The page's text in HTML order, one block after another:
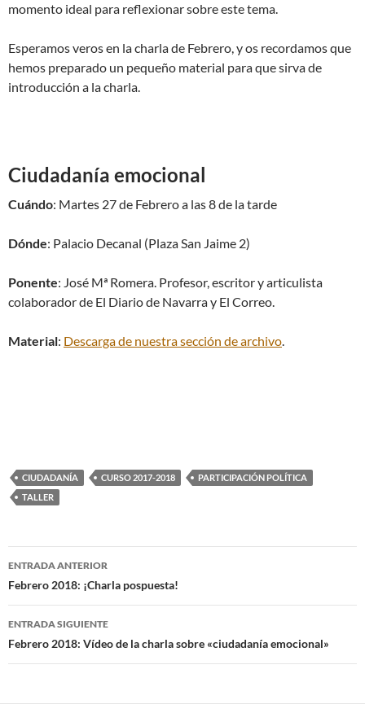
momento ideal para reflexionar sobre este tema.
Esperamos veros en la charla de Febrero, y os recordamos que
hemos preparado un pequeño material para que sirva de
introducción a la charla.
Ciudadanía emocional
Cuándo: Martes 27 de Febrero a las 8 de la tarde
Dónde: Palacio Decanal (Plaza San Jaime 2)
Ponente: José Mª Romera. Profesor, escritor y articulista
colaborador de El Diario de Navarra y El Correo.
Material: Descarga de nuestra sección de archivo.
CIUDADANÍA CURSO 2017-2018
PARTICIPACIÓN POLÍTICA
TALLER
Navegación
de
entradas
ENTRADA ANTERIOR
Febrero 2018: ¡Charla pospuesta!
ENTRADA SIGUIENTE
Febrero 2018: Vídeo de la charla sobre «ciudadanía emocional»